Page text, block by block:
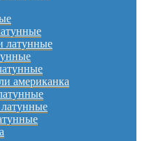
латунные
американка